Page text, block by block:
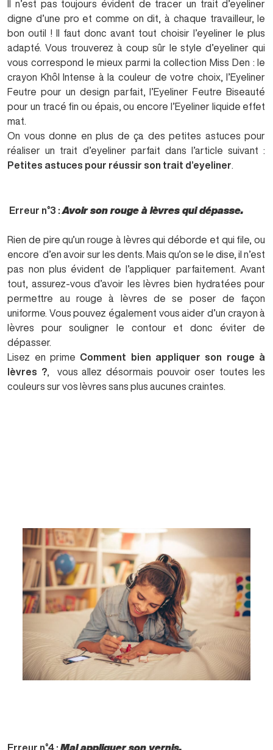
Il n’est pas toujours évident de tracer un trait d’eyeliner
digne d’une pro et comme on dit, à chaque travailleur, le
bon outil ! Il faut donc avant tout choisir l’eyeliner le plus
adapté. Vous trouverez à coup sûr le style d’eyeliner qui
vous correspond le mieux parmi la collection Miss Den : le
crayon Khôl Intense à la couleur de votre choix, l’Eyeliner
Feutre pour un design parfait, l’Eyeliner Feutre Biseauté
pour un tracé fin ou épais, ou encore l’Eyeliner liquide effet
mat.
On vous donne en plus de ça des petites astuces pour
réaliser un trait d’eyeliner parfait dans l’article suivant :
Petites astuces pour réussir son trait d’eyeliner
Erreur n°3 : Avoir son rouge à lèvres qui dépasse.
Rien de pire qu’un rouge à lèvres qui déborde et qui file, ou
encore d’en avoir sur les dents. Mais qu’on se le dise, il n’est
pas non plus évident de l’appliquer parfaitement. Avant
tout, assurez-vous d’avoir les lèvres bien hydratées pour
permettre au rouge à lèvres de se poser de façon
uniforme. Vous pouvez également vous aider d’un crayon à
lèvres pour souligner le contour et donc éviter de
dépasser.
Lisez en prime Comment bien appliquer son rouge à
lèvres ?, vous allez désormais pouvoir oser toutes les
couleurs sur vos lèvres sans plus aucunes craintes.
Erreur n°4 : Mal appliquer son vernis.